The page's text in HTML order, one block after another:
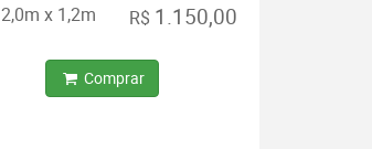
2,0m x 1,2m R$ 1.150,00
Comprar